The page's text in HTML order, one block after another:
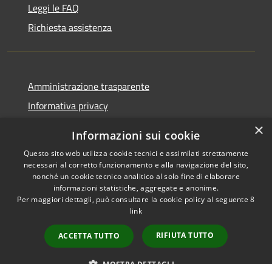
Leggi le FAQ
Richiesta assistenza
Amministrazione trasparente
Informativa privacy
Dichiarazione di accessibilità
RSS
Copyright © 2026 • Comune di
Municipium•
Accesso
redazione
×
Informazioni sui cookie
Questo sito web utilizza cookie tecnici e assimilati strettamente
necessari al corretto funzionamento e alla navigazione del sito,
nonché un cookie tecnico analitico al solo fine di elaborare
informazioni statistiche, aggregate e anonime.
Per maggiori dettagli, può consultare la cookie policy al seguente8
link
ACCETTA TUTTO RIFIUTA TUTTO